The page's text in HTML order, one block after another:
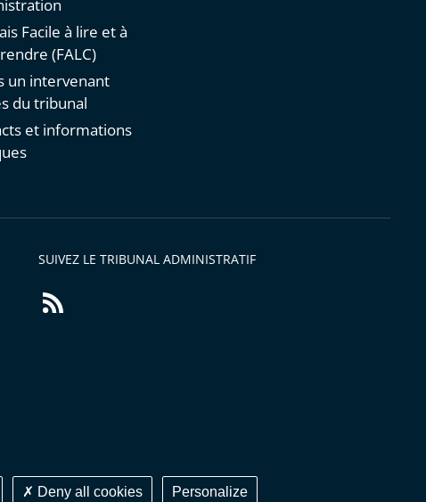
Deny all cookies Personalize
Facile à lire et à
(FALC)
un intervenant
du tribunal
et informations
SUIVEZ LE TRIBUNAL ADMINISTRATIF
Flux
RSS